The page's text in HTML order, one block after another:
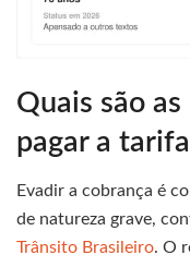
Quais são
pagar a
Evadir a cobrança é
de natureza grave,
Trânsito Brasileiro. O